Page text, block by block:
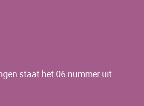
staat het 06 nummer uit.